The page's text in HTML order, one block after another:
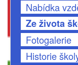
Nabídka
Ze života
Fotogalerie
Historie